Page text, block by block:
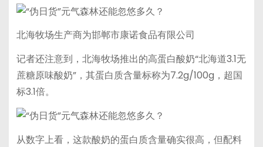
北海牧场生产商为邯郸市康诺食品有限公司
记者还注意到，北海牧场推出的高蛋白酸奶“北海道3.1无
蔗糖原味酸奶”，其蛋白质含量标称为7.2g/100g，超国
标3.1倍。
从数字上看，这款酸奶的蛋白质含量确实很高，但配料